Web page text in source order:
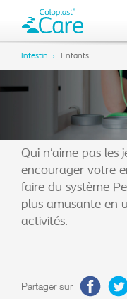
Intestin Enfants
Qui n’aime pas
encourager votre
faire du système
plus amusante en
activités.
Partager sur